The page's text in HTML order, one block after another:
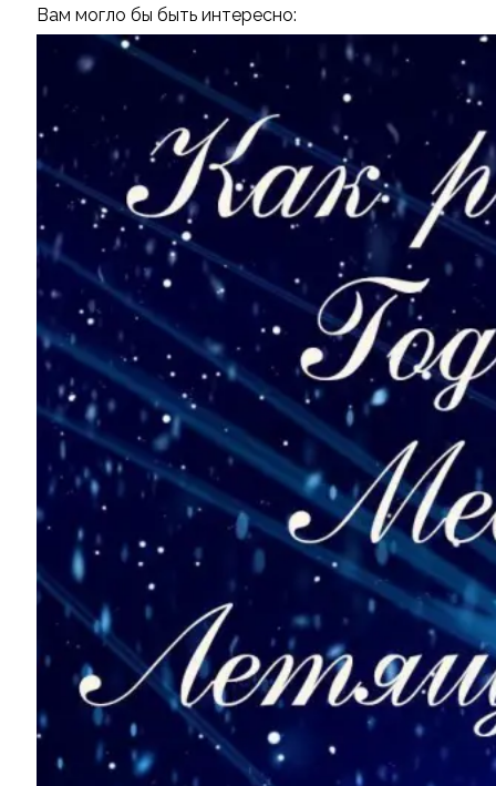
Вам могло бы быть интересно: